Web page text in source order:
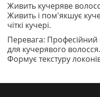
Живить кучеряве
Живить і пом'якшує
чіткі кучері.
Перевага:
для кучерявого
Формує текстуру